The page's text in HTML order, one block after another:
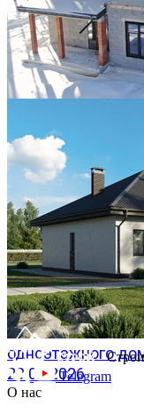
Двухэтажный
28.07.2026
одноэтажного
20.07.2026Telegram
О нас